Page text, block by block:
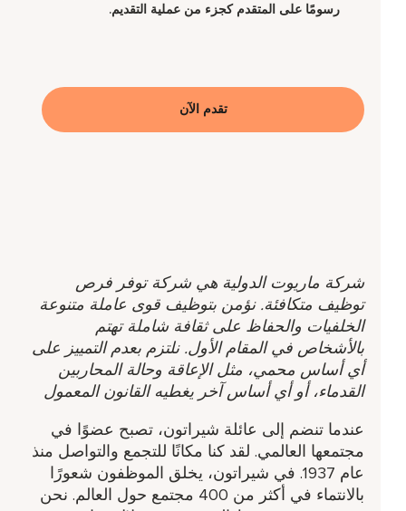
شركة ماريوت الدولية هي شركة توفر فرص
توظيف متكافئة. نؤمن بتوظيف قوى عاملة متنوعة
الخلفيات والحفاظ على ثقافة شاملة تهتم
بالأشخاص في المقام الأول. نلتزم بعدم التمييز على
أي أساس محمي، مثل الإعاقة وحالة المحاربين
القدماء، أو أي أساس آخر يغطيه القانون المعمول
عندما تنضم إلى عائلة شيراتون، تصبح عضوًا في
مجتمعها العالمي. لقد كنا مكانًا للتجمع والتواصل منذ
عام 1937. في شيراتون، يخلق الموظفون شعورًا
بالانتماء في أكثر من 400 مجتمع حول العالم. نحن
رسومًا على المتقدم كجزء من عملية التقديم.
تقدم الآن